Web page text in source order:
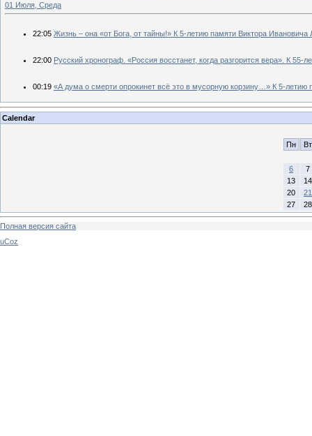
01 Июля, Среда
22:05 Жизнь – она «от Бога, от тайны!» К 5-летию памяти Виктора Ивановича
22:00 Русский хронограф. «Россия восстанет, когда разгорится вера». К
00:19 «А дума о смерти опрокинет всё это в мусорную корзину…» К 5-летию
Calendar
Пн Вт
6
7
13
14
20
21
27
28
Полная версия сайта
uCoz